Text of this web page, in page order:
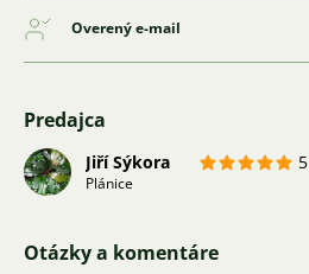
Overený e-mail
Predajca
Jiří Sýkora 5
Plánice
Otázky a komentáre